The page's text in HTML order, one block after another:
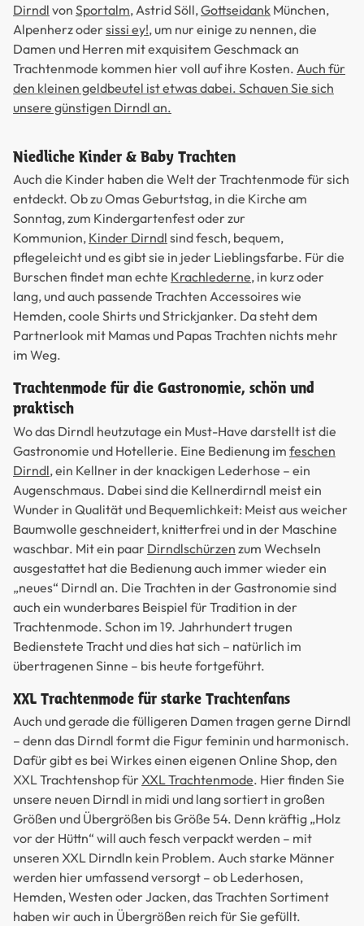
Dirndl von Sportalm, Astrid Söll,Gottseidank München,
Alpenherz odersissi ey!, um nur einige zu nennen, die
Damen und Herren mit exquisitem Geschmack an
Trachtenmode kommen hier voll auf ihre Kosten. Auch für
den kleinen geldbeutel ist etwas dabei. Schauen Sie sich
unsere günstigen Dirndl an.
Niedliche Kinder & Baby Trachten
Auch die Kinder haben die Welt der Trachtenmode für sich
entdeckt. Ob zu Omas Geburtstag, in die Kirche am
Sonntag, zum Kindergartenfest oder zur
Kommunion, Kinder Dirndl sind fesch, bequem,
pflegeleicht und es gibt sie in jeder Lieblingsfarbe. Für die
Burschen findet man echte Krachlederne, in kurz oder
lang, und auch passende Trachten Accessoires wie
Hemden, coole Shirts und Strickjanker. Da steht dem
Partnerlook mit Mamas und Papas Trachten nichts mehr
im Weg.
Trachtenmode für die Gastronomie, schön und
praktisch
Wo das Dirndl heutzutage ein Must-Have darstellt ist die
Gastronomie und Hotellerie. Eine Bedienung im feschen
Dirndl, ein Kellner in der knackigen Lederhose – ein
Augenschmaus. Dabei sind die Kellnerdirndl meist ein
Wunder in Qualität und Bequemlichkeit: Meist aus weicher
Baumwolle geschneidert, knitterfrei und in der Maschine
waschbar. Mit ein paar Dirndlschürzen zum Wechseln
ausgestattet hat die Bedienung auch immer wieder ein
„neues“ Dirndl an. Die Trachten in der Gastronomie sind
auch ein wunderbares Beispiel für Tradition in der
Trachtenmode. Schon im 19. Jahrhundert trugen
Bedienstete Tracht und dies hat sich – natürlich im
übertragenen Sinne – bis heute fortgeführt.
XXL Trachtenmode für starke Trachtenfans
Auch und gerade die fülligeren Damen tragen gerne Dirndl
– denn das Dirndl formt die Figur feminin und harmonisch.
Dafür gibt es bei Wirkes einen eigenen Online Shop, den
XXL Trachtenshop fürXXL Trachtenmode. Hier finden Sie
unsere neuen Dirndl in midi und lang sortiert in großen
Größen und Übergrößen bis Größe 54. Denn kräftig „Holz
vor der Hüttn“ will auch fesch verpackt werden – mit
unseren XXL Dirndln kein Problem. Auch starke Männer
werden hier umfassend versorgt – ob Lederhosen,
Hemden, Westen oder Jacken, das Trachten Sortiment
haben wir auch in Übergrößen reich für Sie gefüllt.